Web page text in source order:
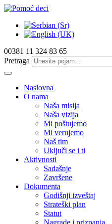
00381 11 324 83 65
Pretraga
Naslovna
O nama
Naša misija
Naša vizija
Mi poštujemo
Mi verujemo
Naš tim
Uključi se i ti
Aktivnosti
Sadašnje
Završene
Dokumenta
Godišnji izveštaj
Strateški plan
Statut
Nagrade i priznanja